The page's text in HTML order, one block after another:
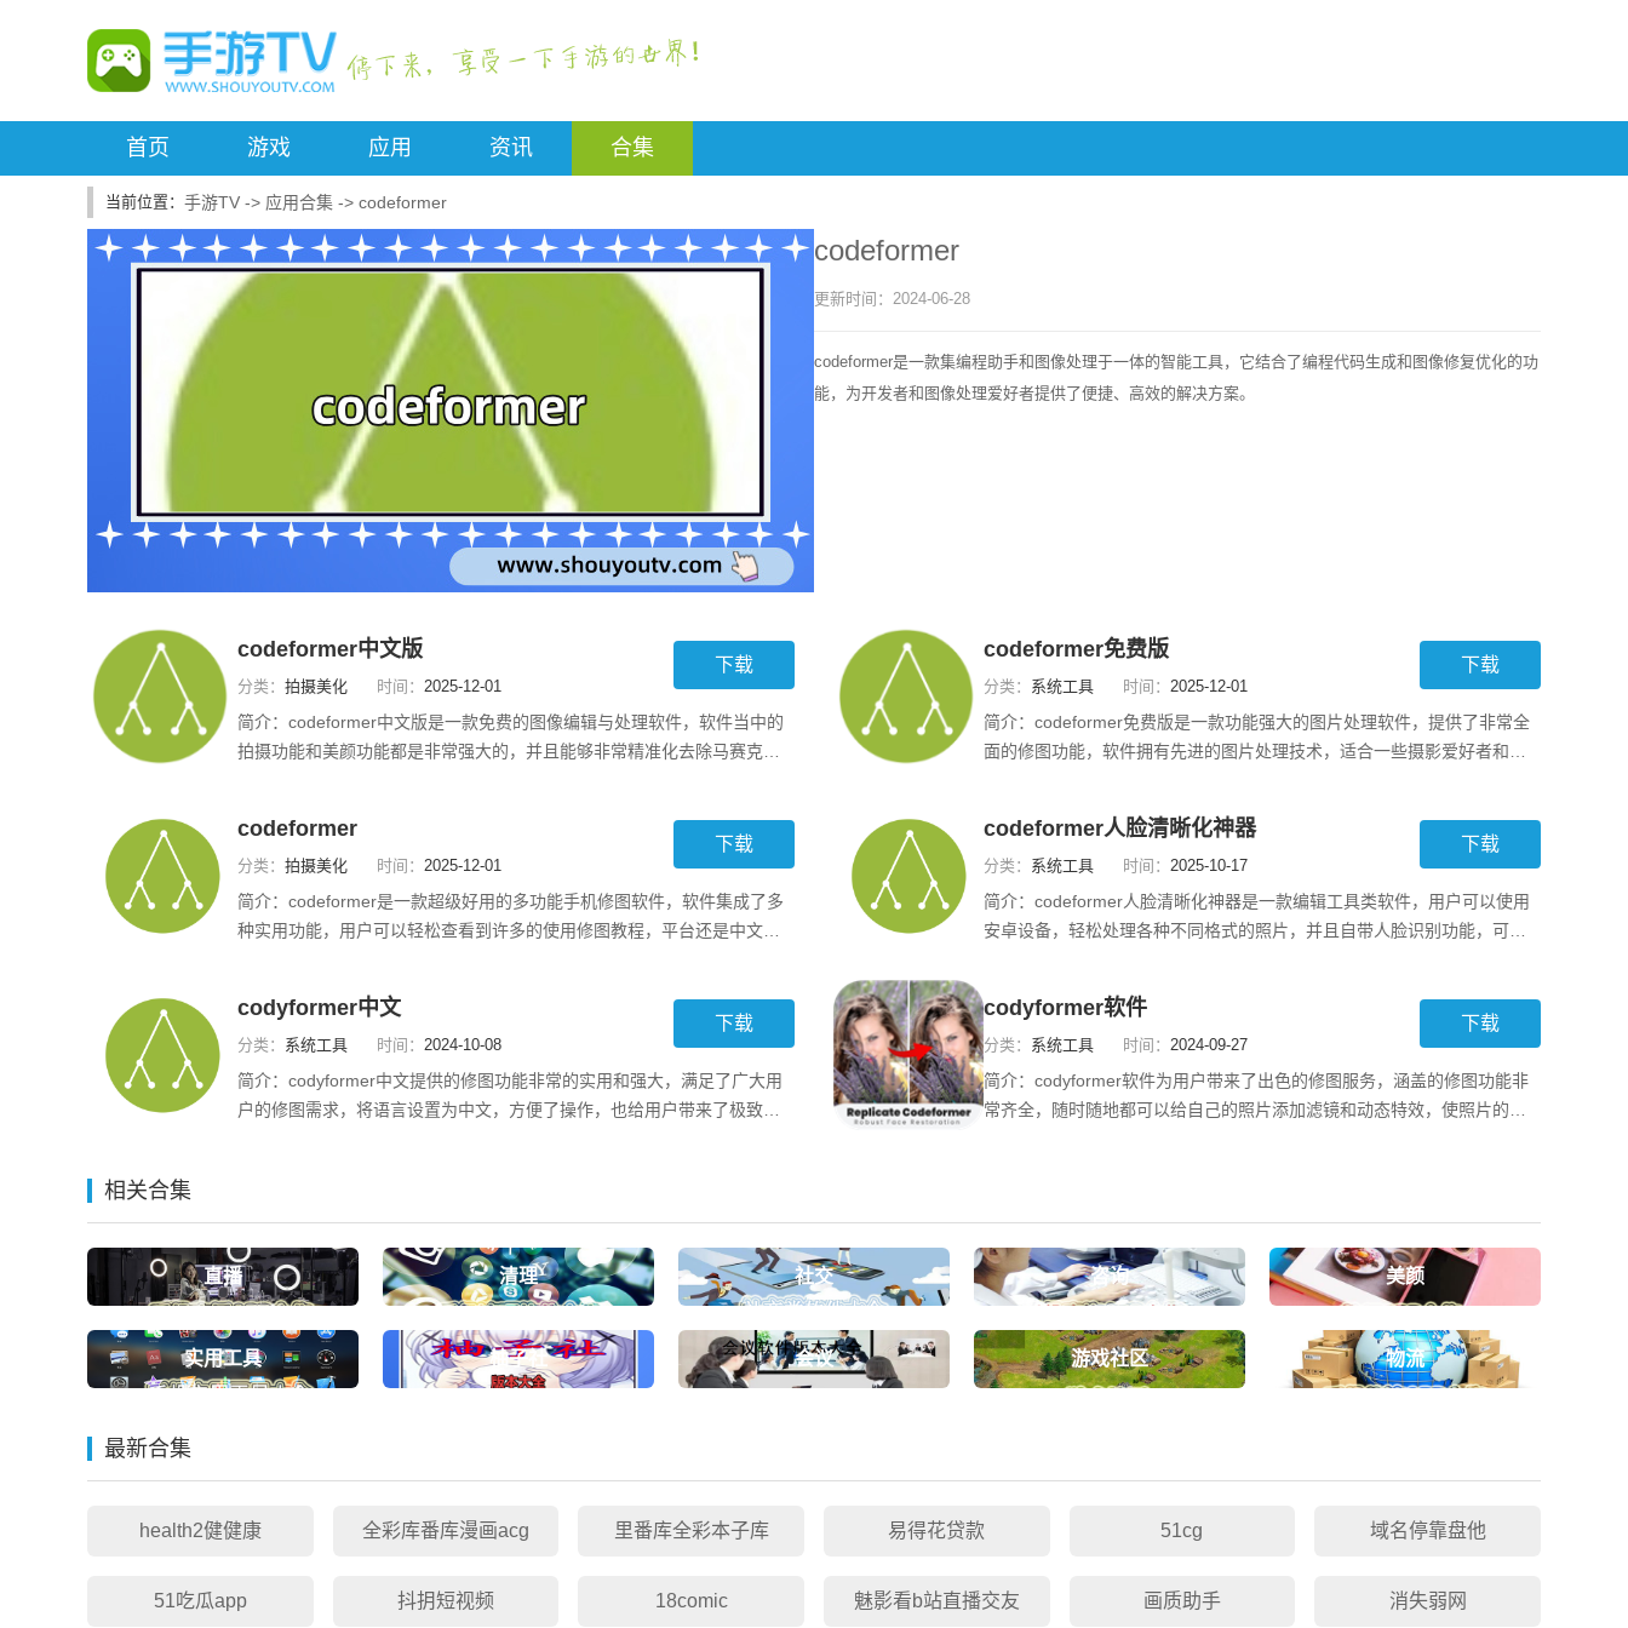
首页 游戏 应用 资讯 合集
手游TV -> 应用合集 -> codeformer
codeformer
更新时间： 2024-06-28
codeformer是一款集编程助手和图像处理于一体的智能工具，它结合了编程代码生成和图像修复优化的功
能，为开发者和图像处理爱好者提供了便捷、高效的解决方案。
codeformer中文版
分类： 拍摄美化 时间： 2025-12-01
下载
简介： codeformer中文版是一款免费的图像编辑与处理软件，软件当中的
拍摄功能和美颜功能都是非常强大的，并且能够非常精准化去除马赛克，
特别精致。软件功能：能对模糊的图片进行高清还原，提
codeformer免费版
分类： 系统工具 时间： 2025-12-01
下载
简介： codeformer免费版是一款功能强大的图片处理软件，提供了非常全
面的修图功能，软件拥有先进的图片处理技术，适合一些摄影爱好者和图
软件优势：1.软件中有好用的裁剪工具，能够自由设定图
codeformer
分类： 拍摄美化 时间： 2025-12-01
下载
简介： codeformer是一款超级好用的多功能手机修图软件，软件集成了多
种实用功能，用户可以轻松查看到许多的使用修图教程，平台还是中文版
codeformer如何使用1、下载安装好这款codeforme，然后打开；
codeformer人脸清晰化神器
分类： 系统工具 时间： 2025-10-17
下载
简介： codeformer人脸清晰化神器是一款编辑工具类软件，用户可以使用
安卓设备，轻松处理各种不同格式的照片，并且自带人脸识别功能，可以
个性化的编辑需求，所有的功能模块都有清晰的分类，用
codyformer中文
分类： 系统工具 时间： 2024-10-08
下载
简介： codyformer中文提供的修图功能非常的实用和强大，满足了广大用
户的修图需求，将语言设置为中文，方便了操作，也给用户带来了极致的
codyformer软件
分类： 系统工具 时间： 2024-09-27
下载
简介： codyformer软件为用户带来了出色的修图服务，涵盖的修图功能非
常齐全，随时随地都可以给自己的照片添加滤镜和动态特效，使照片的质
相关合集
直播 清理 社交 咨询 美颜
实用工具 柚子社 会议 游戏社区 物流
最新合集
health2健健康 全彩库番库漫画acg 里番库全彩本子库 易得花贷款 51cg 域名停靠盘他
51吃瓜app 抖抈短视频 18comic 魅影看b站直播交友 画质助手 消失弱网